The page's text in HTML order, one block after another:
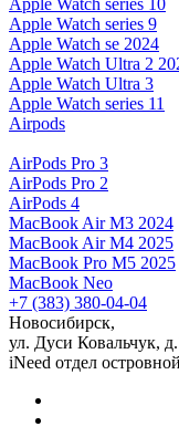
Apple Watch series 10
Apple Watch series 9
Apple Watch se 2024
Apple Watch Ultra 2
Apple Watch Ultra 3
Apple Watch series 11
Airpods
AirPods Pro 3
AirPods Pro 2
AirPods 4
MacBook Air M3 2024
MacBook Air M4 2025
MacBook Pro M5 2025
MacBook Neo
+7 (383) 380-04-04
Новосибирск,
ул. Дуси Ковальчук,
iNeed отдел